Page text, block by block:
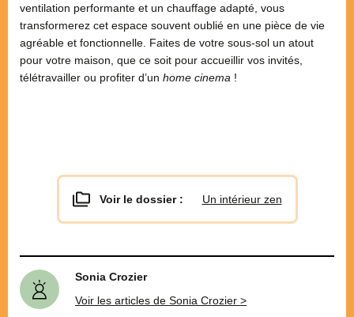
ventilation performante et un chauffage adapté, vous
transformerez cet espace souvent oublié en une pièce de vie
agréable et fonctionnelle. Faites de votre sous-sol un atout
pour votre maison, que ce soit pour accueillir vos invités,
télétravailler ou profiter d’un home cinema !
Voir le dossier : Un intérieur zen
Sonia Crozier
Voir les articles de Sonia Crozier >